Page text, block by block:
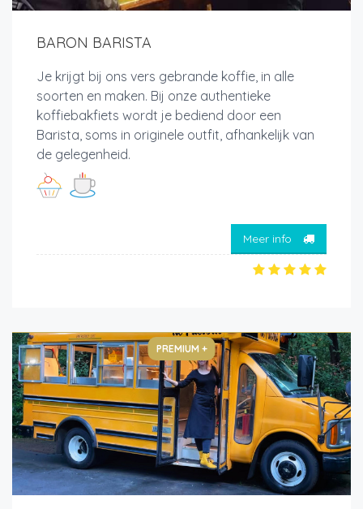
BARON BARISTA
Je krijgt bij ons vers gebrande koffie, in alle
soorten en maken. Bij onze authentieke
koffiebakfiets wordt je bediend door een
Barista, soms in originele outfit, afhankelijk van
de gelegenheid.
Meer info
PREMIUM +